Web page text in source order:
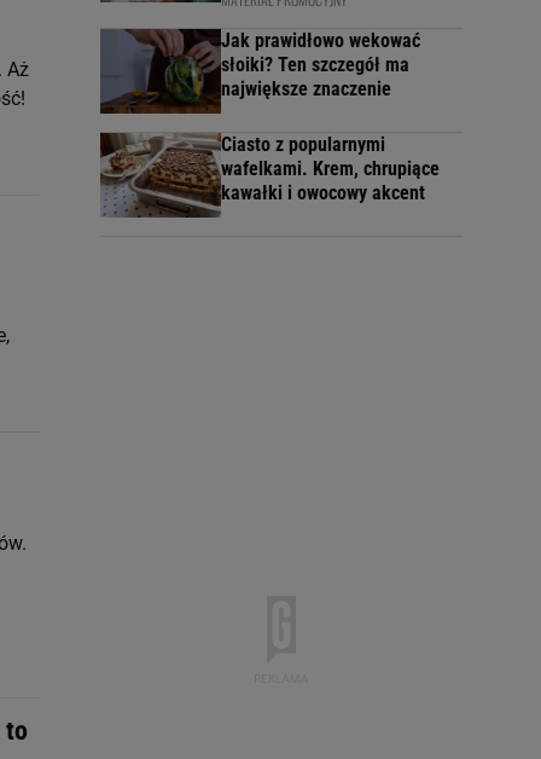
Aż
to
Jak prawidłowo wekować
słoiki? Ten szczegół ma
największe znaczenie
Ciasto z popularnymi
wafelkami. Krem, chrupiące
kawałki i owocowy akcent